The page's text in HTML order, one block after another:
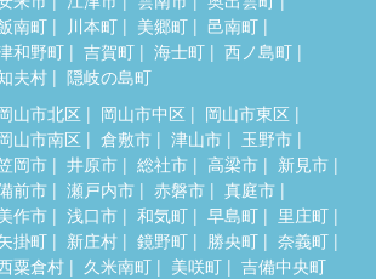
南町
川本町 美郷町
邑南町
和野町
吉賀町 海士町
西ノ島町
夫村
隠岐の島町
山市北区 岡山市中区
岡山市東区
山市南区
倉敷市 津山市
玉野市
岡市
井原市 総社市 高梁市
新見市
前市
瀬戸内市 赤磐市
真庭市
作市
浅口市 和気町 早島町
里庄町
掛町
新庄村 鏡野町 勝央町
奈義町
粟倉村
久米南町 美咲町 吉備中央町